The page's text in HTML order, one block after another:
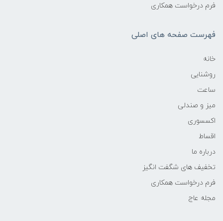
فرم درخواست همکاری
فهرست صفحه های اصلی
خانه
روشنایی
ساعت
میز و صندلی
اکسسوری
اقساط
درباره ما
تخفیف های شگفت انگیز
فرم درخواست همکاری
مجله عاج